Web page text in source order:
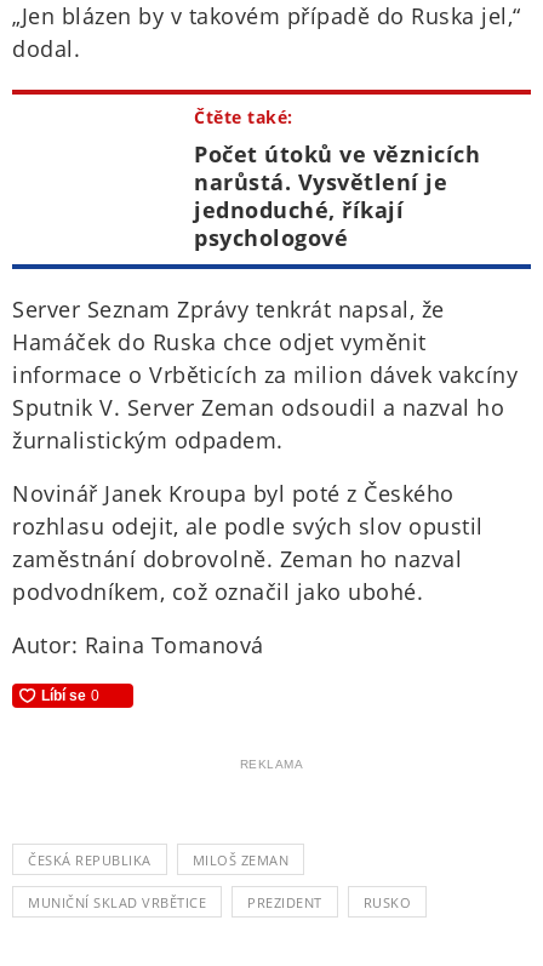
„Jen blázen by v takovém případě do Ruska jel,“
dodal.
Čtěte také:
Počet útoků ve věznicích
narůstá. Vysvětlení je
jednoduché, říkají
psychologové
Server Seznam Zprávy tenkrát napsal, že
Hamáček do Ruska chce odjet vyměnit
informace o Vrběticích za milion dávek vakcíny
Sputnik V. Server Zeman odsoudil a nazval ho
žurnalistickým odpadem.
Novinář Janek Kroupa byl poté z Českého
rozhlasu odejit, ale podle svých slov opustil
zaměstnání dobrovolně. Zeman ho nazval
podvodníkem, což označil jako ubohé.
Autor: Raina Tomanová
REKLAMA
ČESKÁ REPUBLIKA MILOŠ ZEMAN
MUNIČNÍ SKLAD VRBĚTICE PREZIDENT RUSKO